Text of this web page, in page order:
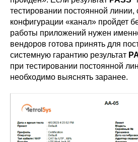
тестировании постоянной линии,
конфигурации «канал» пройдет
работы приложений нужен
вендоров готова принять для
системную гарантию результат
при тестировании постоянной
необходимо выяснять заранее.